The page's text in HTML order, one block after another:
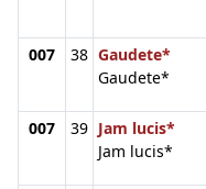
007 38 Gaudete*
Gaudete*
007 39 Jam lucis*
Jam lucis*